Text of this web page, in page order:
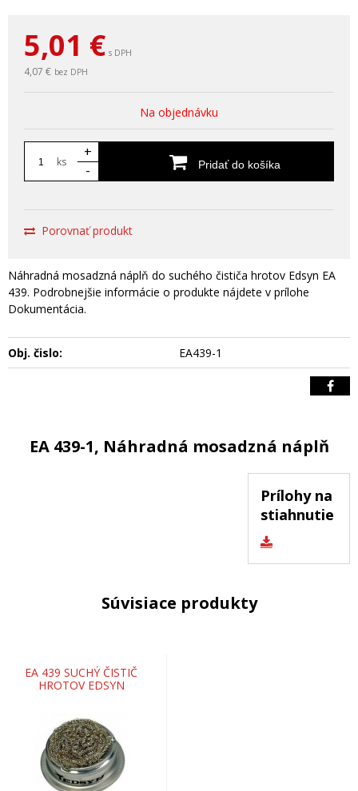
5,01 € s DPH
4,07 € bez DPH
Na objednávku
ks
+
-
Pridať do košíka
Porovnať produkt
Náhradná mosadzná náplň do suchého čističa hrotov Edsyn EA
439. Podrobnejšie informácie o produkte nájdete v prílohe
Dokumentácia.
Obj. čislo: EA439-1
EA 439-1, Náhradná mosadzná náplň
Prílohy na
stiahnutie
Súvisiace produkty
EA 439 SUCHÝ ČISTIČ
HROTOV EDSYN